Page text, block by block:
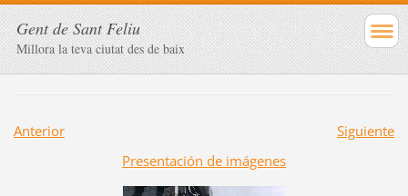
Gent de Sant Feliu
Millora la teva ciutat des de baix
Anterior
Siguiente
Presentación de imágenes